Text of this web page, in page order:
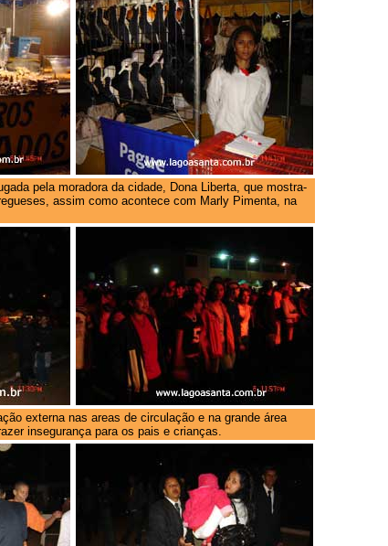
pela moradora da cidade, Dona Liberta, que mostra-
assim como acontece com Marly Pimenta, na
externa nas areas de circulação e na grande área
insegurança para os pais e crianças.